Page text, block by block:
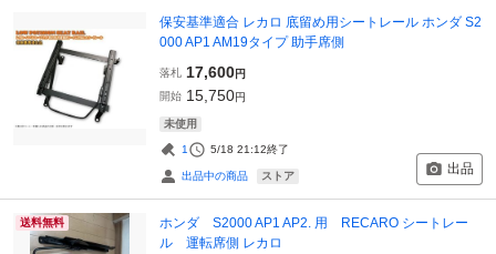
保安基準適合 レカロ 底留め用シートレール ホンダ S2
000 AP1 AM19タイプ 助手席側
落札 17,600円
開始 15,750円
未使用
1 5/18 21:12終了
出品中の商品 ストア 出品
送料無料
ホンダ S2000 AP1 AP2. 用 RECARO シートレー
ル 運転席側 レカロ